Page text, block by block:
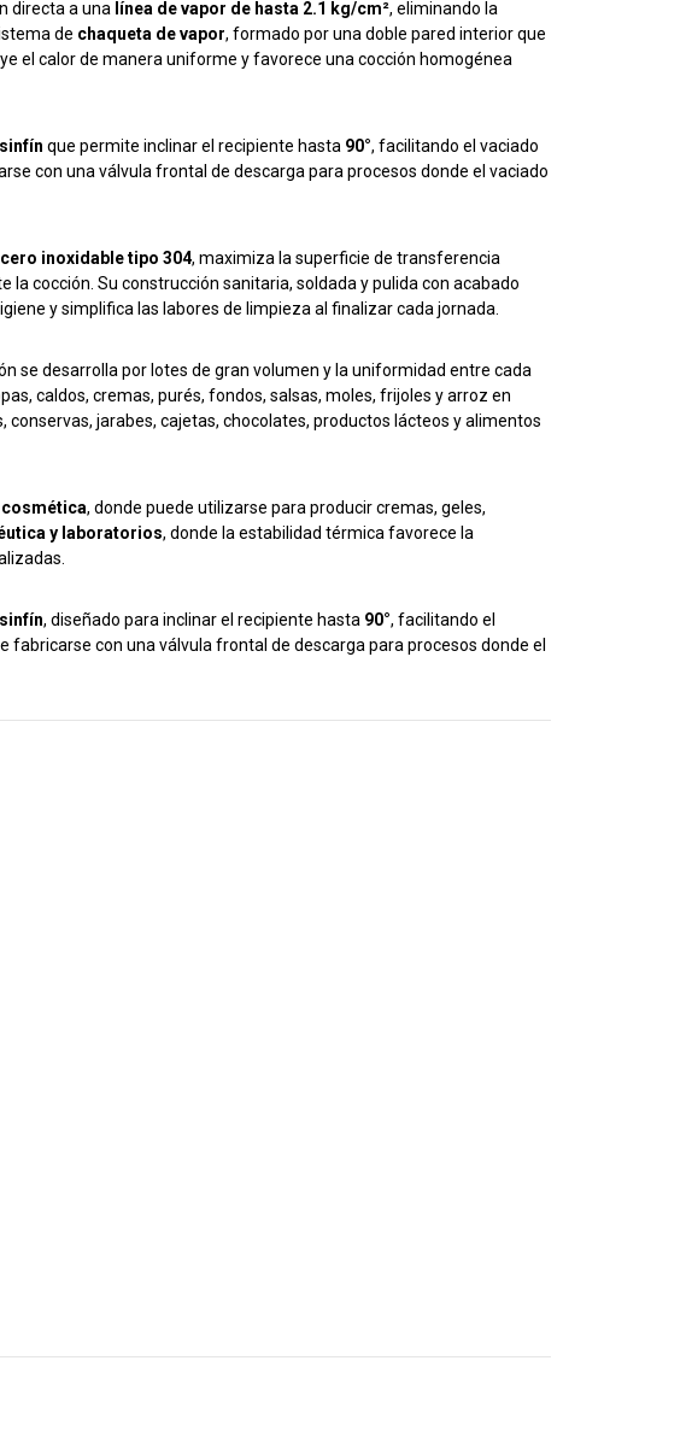
directa a una línea de vapor de hasta 2.1 kg/cm², eliminando la
de chaqueta de vapor, formado por una doble pared interior que
el calor de manera uniforme y favorece una cocción homogénea
que permite inclinar el recipiente hasta 90°, facilitando el vaciado
con una válvula frontal de descarga para procesos donde el vaciado
inoxidable tipo 304, maximiza la superficie de transferencia
cocción. Su construcción sanitaria, soldada y pulida con acabado
y simplifica las labores de limpieza al finalizar cada jornada.
se desarrolla por lotes de gran volumen y la uniformidad entre cada
caldos, cremas, purés, fondos, salsas, moles, frijoles y arroz en
jarabes, cajetas, chocolates, productos lácteos y alimentos
, donde puede utilizarse para producir cremas, geles,
y laboratorios, donde la estabilidad térmica favorece la
, diseñado para inclinar el recipiente hasta 90°, facilitando el
fabricarse con una válvula frontal de descarga para procesos donde el